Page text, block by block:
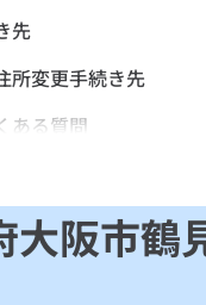
先
所変更手続き先
ある質問
大阪市鶴